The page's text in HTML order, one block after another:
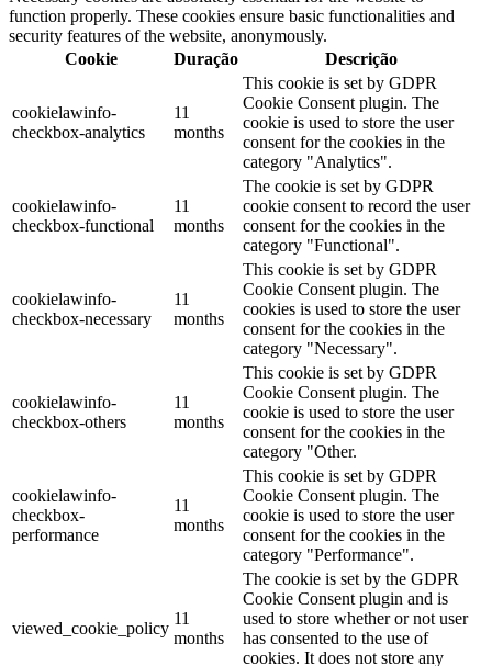
function properly. These cookies ensure basic functionalities and
security features of the website, anonymously.
Cookie
Duração Descrição
cookielawinfo-
checkbox-analytics
11
months
This cookie is set by GDPR
Cookie Consent plugin. The
cookie is used to store the user
consent for the cookies in the
category "Analytics".
cookielawinfo-
checkbox-functional
11
months
The cookie is set by GDPR
cookie consent to record the user
consent for the cookies in the
category "Functional".
cookielawinfo-
checkbox-necessary
11
months
This cookie is set by GDPR
Cookie Consent plugin. The
cookies is used to store the user
consent for the cookies in the
category "Necessary".
cookielawinfo-
checkbox-others
11
months
This cookie is set by GDPR
Cookie Consent plugin. The
cookie is used to store the user
consent for the cookies in the
category "Other.
cookielawinfo-
checkbox-
performance
11
months
This cookie is set by GDPR
Cookie Consent plugin. The
cookie is used to store the user
consent for the cookies in the
category "Performance".
viewed_cookie_policy
11
months
The cookie is set by the GDPR
Cookie Consent plugin and is
used to store whether or not user
has consented to the use of
cookies. It does not store any